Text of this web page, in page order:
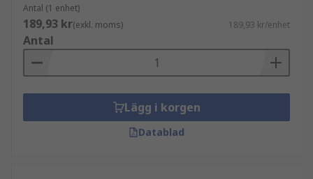
Antal (1 enhet)
189,93 kr(exkl. moms) 189,93 kr/enhet
Antal
Lägg i korgen
Datablad